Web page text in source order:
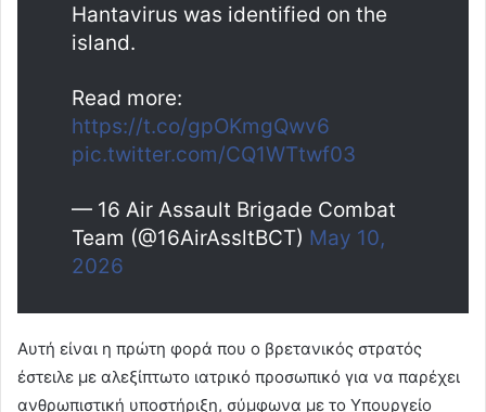
Hantavirus was identified on the
island.
Read more:
https://t.co/gpOKmgQwv6
pic.twitter.com/CQ1WTtwf03
— 16 Air Assault Brigade Combat
Team (@16AirAssltBCT) May 10,
2026
Αυτή είναι η πρώτη φορά που ο βρετανικός στρατός
έστειλε με αλεξίπτωτο ιατρικό προσωπικό για να παρέχει
ανθρωπιστική υποστήριξη, σύμφωνα με το Υπουργείο